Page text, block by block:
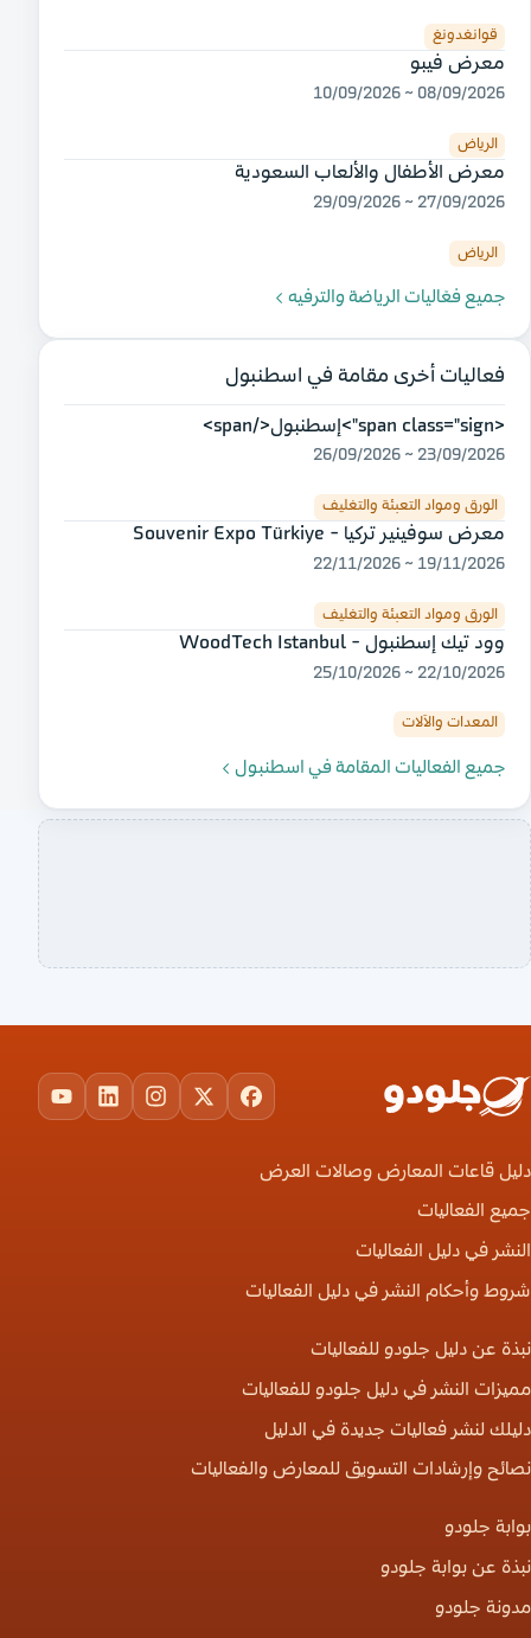
قوانغدونغ
معرض فيبو
08/09/2026 ~ 10/09/2026
الرياض
معرض الأطفال والألعاب السعودية
27/09/2026 ~ 29/09/2026
الرياض
جميع فعّاليات الرياضة والترفيه
فعاليات أخرى مقامة في اسطنبول
<span class="sign">إسطنبول</span>
23/09/2026 ~ 26/09/2026
الورق ومواد التعبئة والتغليف
معرض سوفينير تركيا - Souvenir Expo Türkiye
19/11/2026 ~ 22/11/2026
الورق ومواد التعبئة والتغليف
وود تيك إسطنبول - WoodTech Istanbul
22/10/2026 ~ 25/10/2026
المعدات والآلات
جميع الفعاليات المقامة في اسطنبول
Facebook
X
Instagram
LinkedIn
دليل قاعات المعارض وصالات العرض
جميع الفعاليات
النشر في دليل الفعاليات
شروط وأحكام النشر في دليل الفعاليات
نبذة عن دليل جلودو للفعاليات
مميزات النشر في دليل جلودو للفعاليات
دليلك لنشر فعاليات جديدة في الدليل
نصائح وإرشادات التسويق للمعارض والفعاليات
بوابة جلودو
نبذة عن بوابة جلودو
مدونة جلودو